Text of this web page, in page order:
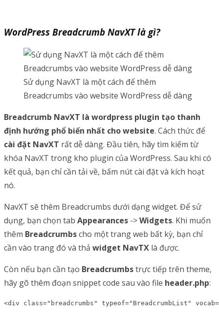
WordPress Breadcrumb NavXT là gì?
Sử dụng NavXT là một cách để thêm
Breadcrumbs vào website WordPress dễ dàng
Breadcrumb NavXT là wordpress plugin tạo thanh
định hướng phổ biến nhất cho website. Cách thức để
cài đặt NavXT rất dễ dàng. Đầu tiên, hãy tìm kiếm từ
khóa NavXT trong kho plugin của WordPress. Sau khi có
kết quả, bạn chỉ cần tải về, bấm nút cài đặt và kích hoạt
nó.
NavXT sẽ thêm Breadcrumbs dưới dạng widget. Để sử
dụng, bạn chọn tab Appearances ->Widgets. Khi muốn
thêm Breadcrumbscho một trang web bất kỳ, bạn chỉ
cần vào trang đó và thả widget NavTX là được.
Còn nếu bạn cần tạo Breadcrumbstrực tiếp trên theme,
hãy gõ thêm đoạn snippet code sau vào file header.php:
<div class="breadcrumbs" typeof="BreadcrumbList"